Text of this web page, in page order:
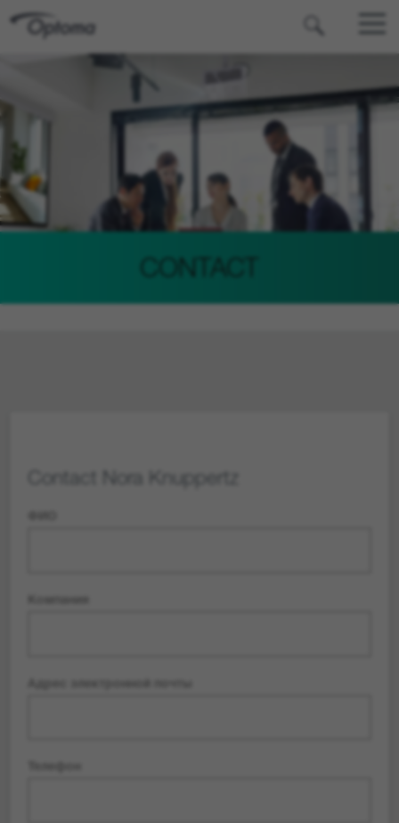
OPTOMA
CONTACT
Contact Nora Knuppertz
Компания